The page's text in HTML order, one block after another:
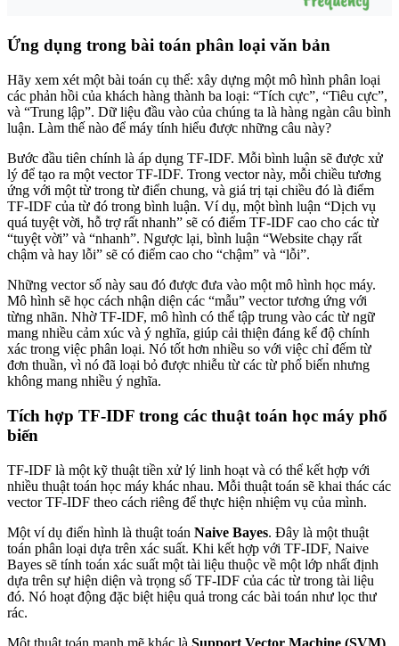
Ứng dụng trong bài toán phân loại văn bản
Hãy xem xét một bài toán cụ thể: xây dựng một mô hình phân loại
các phản hồi của khách hàng thành ba loại: “Tích cực”, “Tiêu cực”,
và “Trung lập”. Dữ liệu đầu vào của chúng ta là hàng ngàn câu bình
luận. Làm thế nào để máy tính hiểu được những câu này?
Bước đầu tiên chính là áp dụng TF-IDF. Mỗi bình luận sẽ được xử
lý để tạo ra một vector TF-IDF. Trong vector này, mỗi chiều tương
ứng với một từ trong từ điển chung, và giá trị tại chiều đó là điểm
TF-IDF của từ đó trong bình luận. Ví dụ, một bình luận “Dịch vụ
quá tuyệt vời, hỗ trợ rất nhanh” sẽ có điểm TF-IDF cao cho các từ
“tuyệt vời” và “nhanh”. Ngược lại, bình luận “Website chạy rất
chậm và hay lỗi” sẽ có điểm cao cho “chậm” và “lỗi”.
Những vector số này sau đó được đưa vào một mô hình học máy.
Mô hình sẽ học cách nhận diện các “mẫu” vector tương ứng với
từng nhãn. Nhờ TF-IDF, mô hình có thể tập trung vào các từ ngữ
mang nhiều cảm xúc và ý nghĩa, giúp cải thiện đáng kể độ chính
xác trong việc phân loại. Nó tốt hơn nhiều so với việc chỉ đếm từ
đơn thuần, vì nó đã loại bỏ được nhiễu từ các từ phổ biến nhưng
không mang nhiều ý nghĩa.
Tích hợp TF-IDF trong các thuật toán học máy phổ
biến
TF-IDF là một kỹ thuật tiền xử lý linh hoạt và có thể kết hợp với
nhiều thuật toán học máy khác nhau. Mỗi thuật toán sẽ khai thác các
vector TF-IDF theo cách riêng để thực hiện nhiệm vụ của mình.
Một ví dụ điển hình là thuật toán Naive Bayes. Đây là một thuật
toán phân loại dựa trên xác suất. Khi kết hợp với TF-IDF, Naive
Bayes sẽ tính toán xác suất một tài liệu thuộc về một lớp nhất định
dựa trên sự hiện diện và trọng số TF-IDF của các từ trong tài liệu
đó. Nó hoạt động đặc biệt hiệu quả trong các bài toán như lọc thư
rác.
Một thuật toán mạnh mẽ khác là Support Vector Machine (SVM).